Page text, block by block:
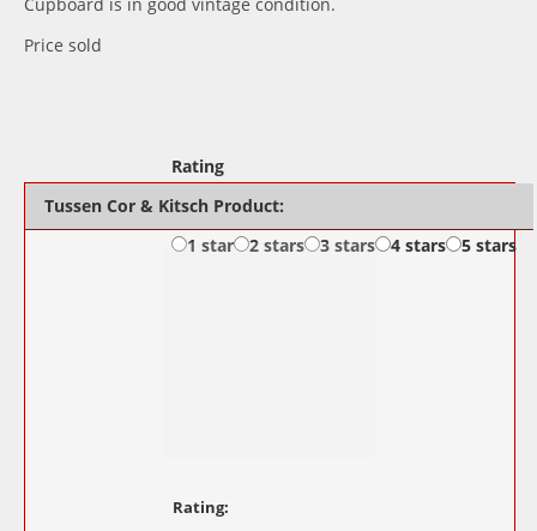
Price sold
Tussen Cor & Kitsch Product:
Rating
1 star 2 stars 3 stars 4 stars 5 stars
Rating: